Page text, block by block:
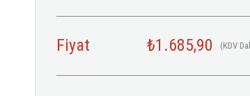
Fiyat ₺1.685,90 (KDV